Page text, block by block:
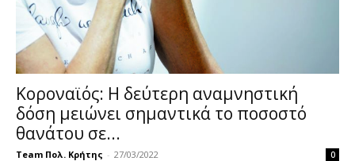
Κοροναϊός: Η δεύτερη αναμνηστική
δόση μειώνει σημαντικά το ποσοστό
θανάτου σε...
Team Πολ. Κρήτης - 27/03/2022 0